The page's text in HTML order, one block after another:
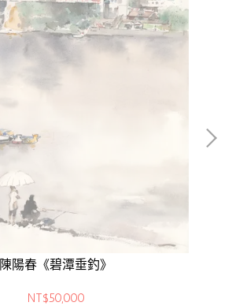
陳陽春《碧潭垂釣》
NT$50,000